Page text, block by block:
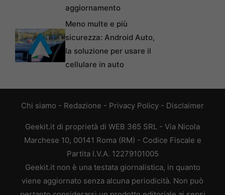
aggiornamento
Meno multe e più
sicurezza: Android Auto,
la soluzione per usare il
cellulare in auto
Chi siamo - Redazione - Privacy Policy - Disclaimer
Geekit.it di proprietà di WEB 365 SRL - Via Nicola
Marchese 10, 00141 Roma (RM) - Codice Fiscale e
Partita I.V.A. 12279101005
Geekit.it non è una testata giornalistica, in quanto
viene aggiornato senza alcuna periodicità. Non può